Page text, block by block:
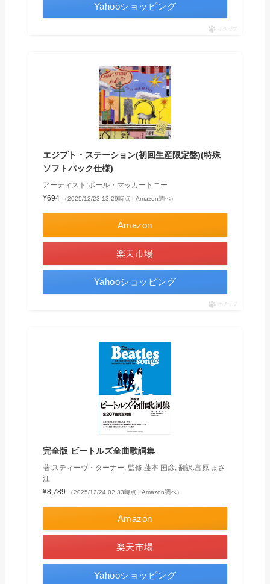
Yahooショッピング
ポチップ
エジプト・ステーション(初回生産限定盤)(特殊
ソフトパック仕様)
アーティスト:ポール・マッカートニー
¥694
（2025/12/23 13:29時点 | Amazon調べ）
Amazon
楽天市場
Yahooショッピング
ポチップ
完全版 ビートルズ全曲歌詞集
著:スティーヴ・ターナー, 監修:藤本 国彦, 翻訳:富原 まさ
江
¥8,789
（2025/12/24 02:33時点 | Amazon調べ）
Amazon
楽天市場
Yahooショッピング